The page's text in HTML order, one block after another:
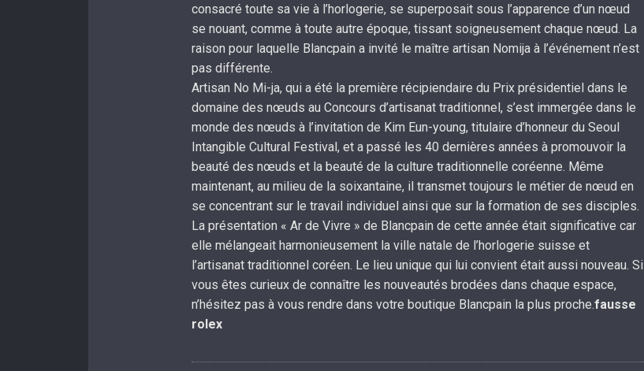
consacré toute sa vie à l’horlogerie, se superposait sous l’apparence d’un nœud
se nouant, comme à toute autre époque, tissant soigneusement chaque nœud. La
raison pour laquelle Blancpain a invité le maître artisan Nomija à l’événement n’est
pas différente.
Artisan No Mi-ja, qui a été la première récipiendaire du Prix présidentiel dans le
domaine des nœuds au Concours d’artisanat traditionnel, s’est immergée dans le
monde des nœuds à l’invitation de Kim Eun-young, titulaire d’honneur du Seoul
Intangible Cultural Festival, et a passé les 40 dernières années à promouvoir la
beauté des nœuds et la beauté de la culture traditionnelle coréenne. Même
maintenant, au milieu de la soixantaine, il transmet toujours le métier de nœud en
se concentrant sur le travail individuel ainsi que sur la formation de ses disciples.
La présentation « Ar de Vivre » de Blancpain de cette année était significative car
elle mélangeait harmonieusement la ville natale de l’horlogerie suisse et
l’artisanat traditionnel coréen. Le lieu unique qui lui convient était aussi nouveau. Si
vous êtes curieux de connaître les nouveautés brodées dans chaque espace,
n’hésitez pas à vous rendre dans votre boutique Blancpain la plus proche.fausse
rolex